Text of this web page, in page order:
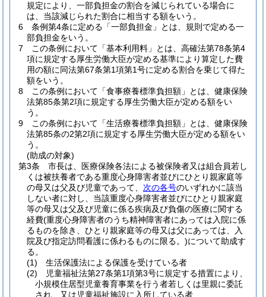
規定により、一部負担金の割合を減じられている場合に
は、当該減じられた割合に相当する額をいう。
6
条例第4条に定める「一部負担金」とは、規則で定める一
部負担金をいう。
7
この条例において「基本利用料」とは、高確法第78条第4
項に規定する厚生労働大臣が定める基準により算定した費
用の額に同法第67条第1項第1号に定める割合を乗じて得た
額をいう。
8
この条例において「食事療養標準負担額」とは、健康保険
法第85条第2項に規定する厚生労働大臣が定める額をい
う。
9
この条例において「生活療養標準負担額」とは、健康保険
法第85条の2第2項に規定する厚生労働大臣が定める額をい
う。
(助成の対象)
第3条
市長は、医療保険各法による被保険者又は組合員若し
くは被扶養者である重度心身障害者並びにひとり親家庭等
の母又は父及び児童であって、 次の各号のいずれかに該当
しない者に対し、当該重度心身障害者並びにひとり親家庭
等の母又は父及び児童に係る疾病及び負傷の医療に関する
経費(重度心身障害者のうち精神障害者にあっては入院に係
るものを除き、ひとり親家庭等の母又は父にあっては、入
院及び指定訪問看護に係わるものに限る。)について助成す
る。
(1)
生活保護法による保護を受けている者
(2)
児童福祉法第27条第1項第3号に規定する措置により、
小規模住居型児童養育事業を行う者若しくは里親に委託
され、又は児童福祉施設に入所している者